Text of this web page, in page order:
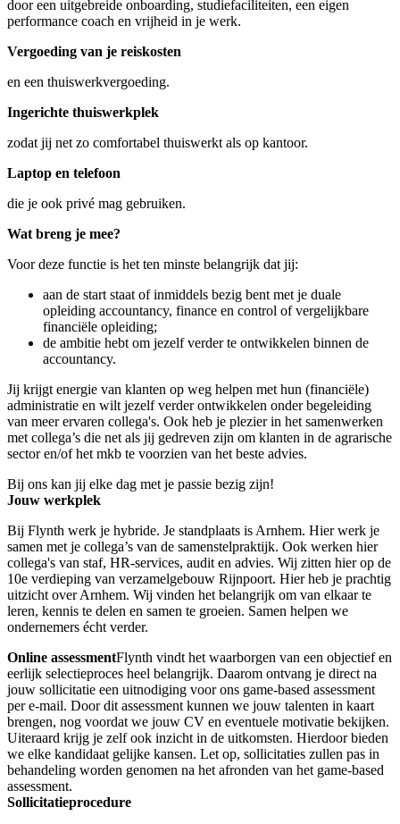
door een uitgebreide onboarding, studiefaciliteiten, een eigen
performance coach en vrijheid in je werk.
Vergoeding van je reiskosten
en een thuiswerkvergoeding.
Ingerichte thuiswerkplek
zodat jij net zo comfortabel thuiswerkt als op kantoor.
Laptop en telefoon
die je ook privé mag gebruiken.
Wat breng je mee?
Voor deze functie is het ten minste belangrijk dat jij:
aan de start staat of inmiddels bezig bent met je duale
opleiding accountancy, finance en control of vergelijkbare
financiële opleiding;
de ambitie hebt om jezelf verder te ontwikkelen binnen de
accountancy.
Jij krijgt energie van klanten op weg helpen met hun (financiële)
administratie en wilt jezelf verder ontwikkelen onder begeleiding
van meer ervaren collega's. Ook heb je plezier in het samenwerken
met collega’s die net als jij gedreven zijn om klanten in de agrarische
sector en/of het mkb te voorzien van het beste advies.
Bij ons kan jij elke dag met je passie bezig zijn!
Jouw werkplek
Bij Flynth werk je hybride. Je standplaats is Arnhem. Hier werk je
samen met je collega’s van de samenstelpraktijk. Ook werken hier
collega's van staf, HR-services, audit en advies. Wij zitten hier op de
10e verdieping van verzamelgebouw Rijnpoort. Hier heb je prachtig
uitzicht over Arnhem. Wij vinden het belangrijk om van elkaar te
leren, kennis te delen en samen te groeien. Samen helpen we
ondernemers écht verder.
Online assessmentFlynth vindt het waarborgen van een objectief en
eerlijk selectieproces heel belangrijk. Daarom ontvang je direct na
jouw sollicitatie een uitnodiging voor ons game-based assessment
per e-mail. Door dit assessment kunnen we jouw talenten in kaart
brengen, nog voordat we jouw CV en eventuele motivatie bekijken.
Uiteraard krijg je zelf ook inzicht in de uitkomsten. Hierdoor bieden
we elke kandidaat gelijke kansen. Let op, sollicitaties zullen pas in
behandeling worden genomen na het afronden van het game-based
assessment.
Sollicitatieprocedure